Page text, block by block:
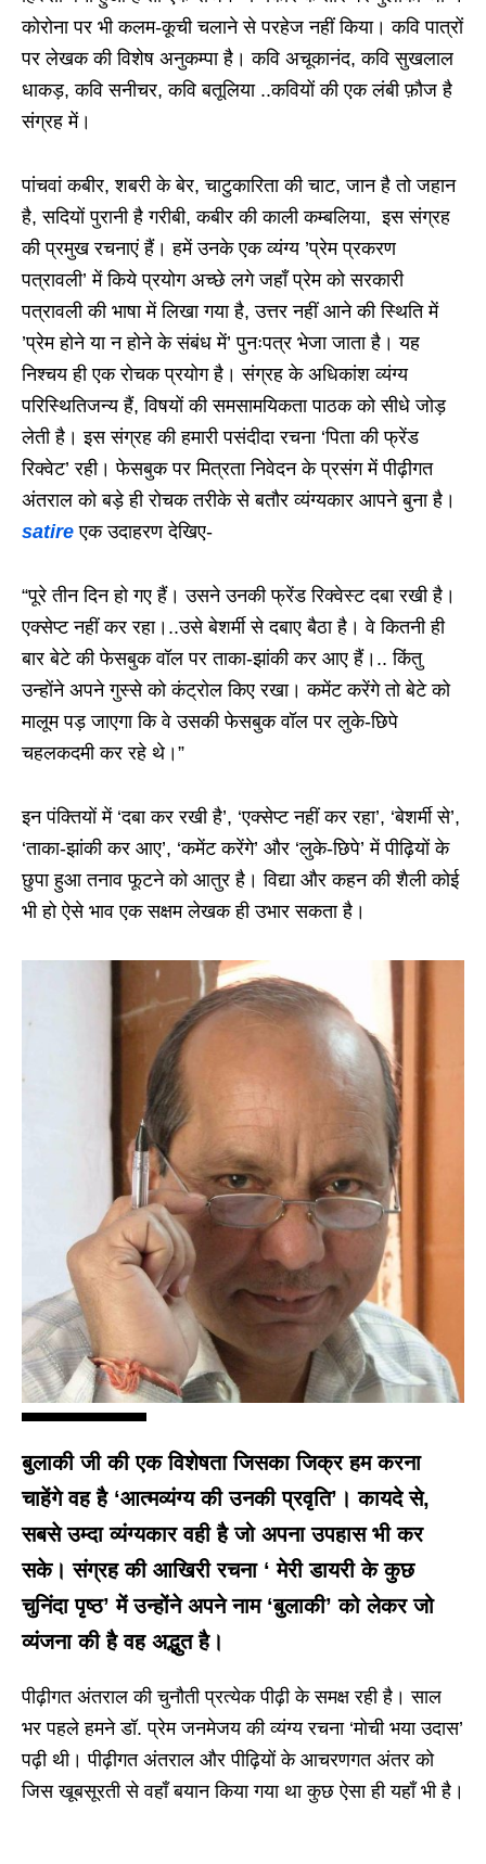
कोरोना पर भी कलम-कूची चलाने से परहेज नहीं किया। कवि पात्रों
पर लेखक की विशेष अनुकम्पा है। कवि अचूकानंद, कवि सुखलाल
धाकड़, कवि सनीचर, कवि बतूलिया ..कवियों की एक लंबी फ़ौज है
संग्रह में।
पांचवां कबीर, शबरी के बेर, चाटुकारिता की चाट, जान है तो जहान
है, सदियों पुरानी है गरीबी, कबीर की काली कम्बलिया, इस संग्रह
की प्रमुख रचनाएं हैं। हमें उनके एक व्यंग्य ’प्रेम प्रकरण
पत्रावली’ में किये प्रयोग अच्छे लगे जहाँ प्रेम को सरकारी
पत्रावली की भाषा में लिखा गया है, उत्तर नहीं आने की स्थिति में
’प्रेम होने या न होने के संबंध में’ पुनःपत्र भेजा जाता है। यह
निश्चय ही एक रोचक प्रयोग है। संग्रह के अधिकांश व्यंग्य
परिस्थितिजन्य हैं, विषयों की समसामयिकता पाठक को सीधे जोड़
लेती है। इस संग्रह की हमारी पसंदीदा रचना ‘पिता की फ्रेंड
रिक्वेट’ रही। फेसबुक पर मित्रता निवेदन के प्रसंग में पीढ़ीगत
अंतराल को बड़े ही रोचक तरीके से बतौर व्यंग्यकार आपने बुना है।
satire एक उदाहरण देखिए-
“पूरे तीन दिन हो गए हैं। उसने उनकी फ्रेंड रिक्वेस्ट दबा रखी है।
एक्सेप्ट नहीं कर रहा।..उसे बेशर्मी से दबाए बैठा है। वे कितनी ही
बार बेटे की फेसबुक वॉल पर ताका-झांकी कर आए हैं।.. किंतु
उन्होंने अपने गुस्से को कंट्रोल किए रखा। कमेंट करेंगे तो बेटे को
मालूम पड़ जाएगा कि वे उसकी फेसबुक वॉल पर लुके-छिपे
चहलकदमी कर रहे थे।”
इन पंक्तियों में ‘दबा कर रखी है’, ‘एक्सेप्ट नहीं कर रहा’, ‘बेशर्मी से’,
‘ताका-झांकी कर आए’, ‘कमेंट करेंगे’ और ‘लुके-छिपे’ में पीढ़ियों के
छुपा हुआ तनाव फूटने को आतुर है। विद्या और कहन की शैली कोई
भी हो ऐसे भाव एक सक्षम लेखक ही उभार सकता है।
बुलाकी जी की एक विशेषता जिसका जिक्र हम करना
चाहेंगे वह है ‘आत्मव्यंग्य की उनकी प्रवृति’। कायदे से,
सबसे उम्दा व्यंग्यकार वही है जो अपना उपहास भी कर
सके। संग्रह की आखिरी रचना ‘ मेरी डायरी के कुछ
चुनिंदा पृष्ठ’ में उन्होंने अपने नाम ‘बुलाकी’ को लेकर जो
व्यंजना की है वह अद्भुत है।
पीढ़ीगत अंतराल की चुनौती प्रत्येक पीढ़ी के समक्ष रही है। साल
भर पहले हमने डॉ. प्रेम जनमेजय की व्यंग्य रचना ‘मोची भया उदास’
पढ़ी थी। पीढ़ीगत अंतराल और पीढ़ियों के आचरणगत अंतर को
जिस खूबसूरती से वहाँ बयान किया गया था कुछ ऐसा ही यहाँ भी है।